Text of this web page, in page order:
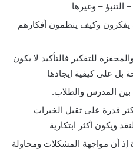
التنبؤ – وغيرها
يفكرون وكيف ينظمون أفكارهم
للتفكير فالتأكيد لا يكون
بل على كيفية إيجادها
بين المدرس والطلاب.
قدرة على تقبل الخبرات
ويكون أكثر ابتكارية
إذ أن مواجهة المشكلات ومحاولة